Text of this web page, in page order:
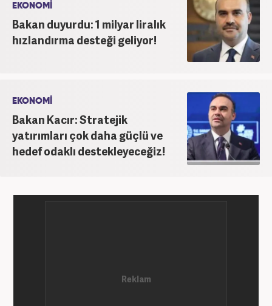
EKONOMİ
Bakan duyurdu: 1 milyar liralık
hızlandırma desteği geliyor!
EKONOMİ
Bakan Kacır: Stratejik
yatırımları çok daha güçlü ve
hedef odaklı destekleyeceğiz!